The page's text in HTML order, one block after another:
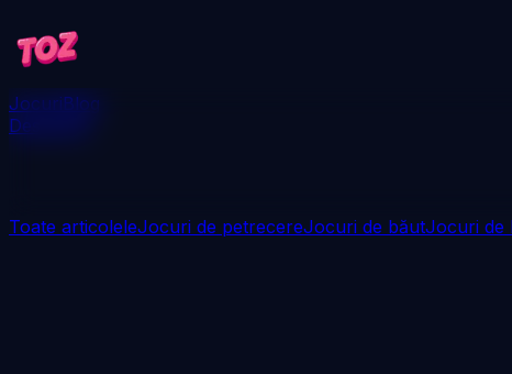
JocuriBlog
Descarcă
Toate articoleleJocuri de petrecereJocuri de băutJocuri de